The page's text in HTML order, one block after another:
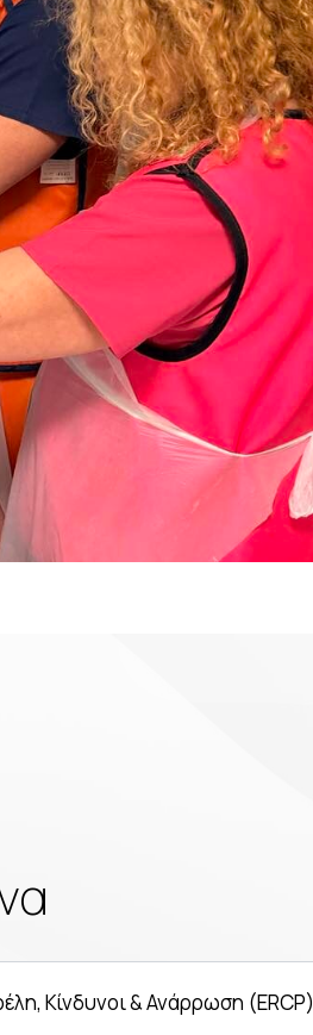
Κίνδυνοι & Ανάρρωση (ERCP)